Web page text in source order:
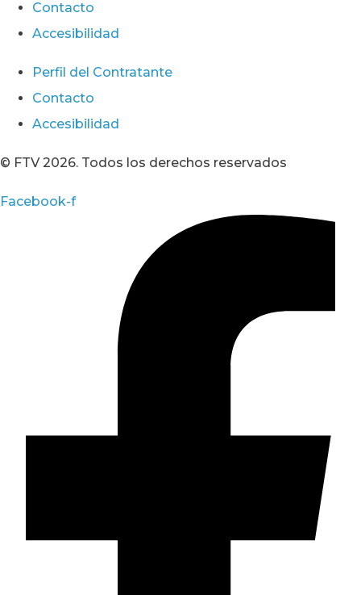
Contacto
Accesibilidad
Perfil del Contratante
Contacto
Accesibilidad
© FTV 2026. Todos los derechos reservados
Facebook-f